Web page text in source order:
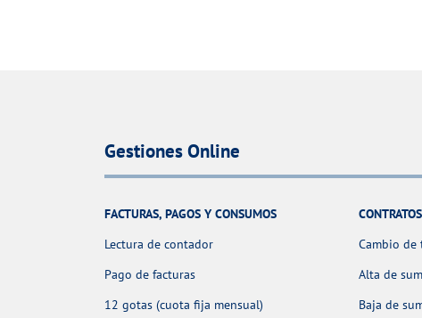
Gestiones Online
FACTURAS, PAGOS Y CONSUMOS
Lectura de contador
Pago de facturas
12 gotas (cuota fija mensual)
CONTRATOS
Cambio
Alta de
Baja de